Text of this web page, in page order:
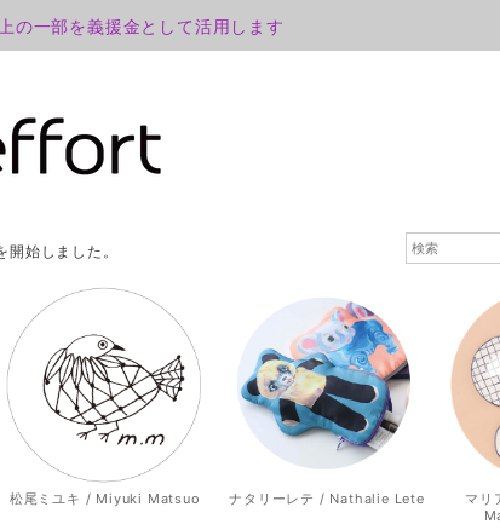
の一部を義援金として活用します
始しました。
松尾ミユキ / Miyuki Matsuo ナタリーレテ / Nathalie Lete
マリ